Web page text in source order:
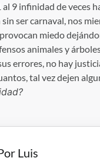
9 infinidad de veces
ser carnaval, nos
miedo
animales y
errores, no hay
tal vez dejen
Luis